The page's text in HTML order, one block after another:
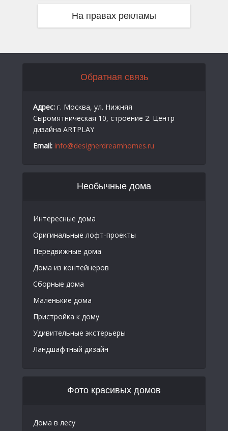
На правах рекламы
Обратная связь
Адрес: г. Москва, ул. Нижняя
Сыромятническая 10, строение 2. Центр
дизайна ARTPLAY
Email: info@designerdreamhomes.ru
Необычные дома
Интересные дома
Оригинальные лофт-проекты
Передвижные дома
Дома из контейнеров
Сборные дома
Маленькие дома
Пристройка к дому
Удивительные экстерьеры
Ландшафтный дизайн
Фото красивых домов
Дома в лесу